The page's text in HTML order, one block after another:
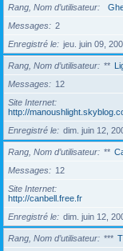
Rang, Nom d’utilisateur
Messages
2
Enregistré le
jeu. juin 09,
Rang, Nom d’utilisateur **
Messages
12
Site Internet
http://
Enregistré le
dim. juin 12,
Rang, Nom d’utilisateur **
Messages
12
Site Internet
http://canbell.free.fr
Enregistré le
dim. juin 12,
Rang, Nom d’utilisateur ***